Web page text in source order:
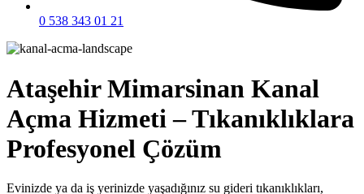
0 538 343 01 21
Ataşehir Mimarsinan Kanal
Açma Hizmeti – Tıkanıklıklara
Profesyonel Çözüm
Evinizde ya da iş yerinizde yaşadığınız su gideri tıkanıklıkları,